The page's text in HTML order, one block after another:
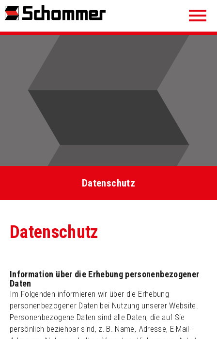
Menu
Datenschutz
Datenschutz
Information über die Erhebung personenbezogener
Daten
Im Folgenden informieren wir über die Erhebung
personenbezogener Daten bei Nutzung unserer Website.
Personenbezogene Daten sind alle Daten, die auf Sie
persönlich beziehbar sind, z. B. Name, Adresse, E-Mail-